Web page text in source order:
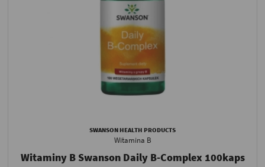
SWANSON HEALTH PRODUCTS
Witamina B
Witaminy B Swanson Daily B-Complex 100kaps